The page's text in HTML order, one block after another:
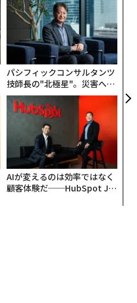
パシフィックコンサルタンツ
技師長の"北極星"。災害への
無力感を乗り越え見つけた、
防災一筋20年の答え
AIが変えるのは効率ではなく
顧客体験だ──HubSpot Ja